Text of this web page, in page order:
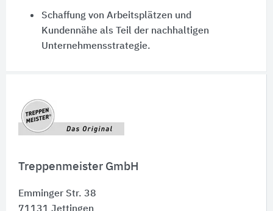
Treppenmeister GmbH
Emminger Str. 38
Schaffung von Arbeitsplätzen und
Kundennähe als Teil der nachhaltigen
Unternehmensstrategie.
Schnelleinstiege